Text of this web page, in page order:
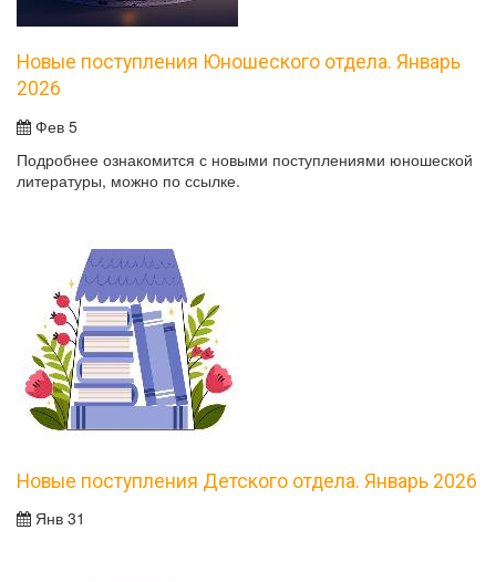
Новые поступления Юношеского отдела. Январь
2026
Фев 5
Подробнее ознакомится с новыми поступлениями юношеской
литературы, можно по ссылке.
Новые поступления Детского отдела. Январь 2026
Янв 31